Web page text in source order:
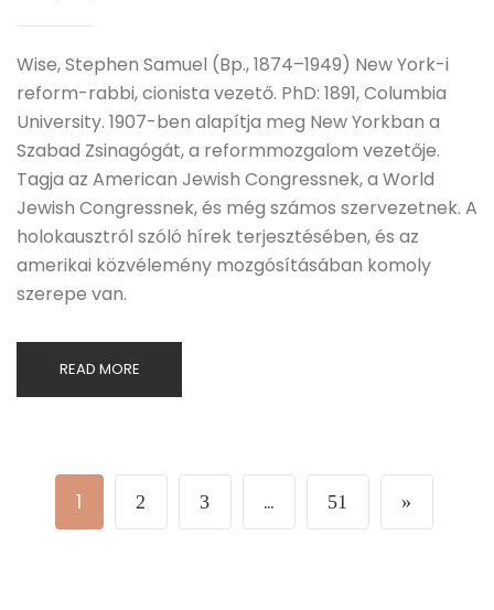
Wise, Stephen Samuel (Bp., 1874–1949) New York-i
reform-rabbi, cionista vezető. PhD: 1891, Columbia
University. 1907-ben alapítja meg New Yorkban a
Szabad Zsinagógát, a reformmozgalom vezetője.
Tagja az American Jewish Congressnek, a World
Jewish Congressnek, és még számos szervezetnek. A
holokausztról szóló hírek terjesztésében, és az
amerikai közvélemény mozgósításában komoly
szerepe van.
READ MORE
1 2 3 … 51 »